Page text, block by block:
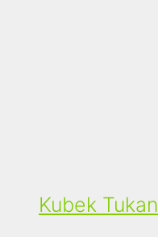
Kubek Tukan